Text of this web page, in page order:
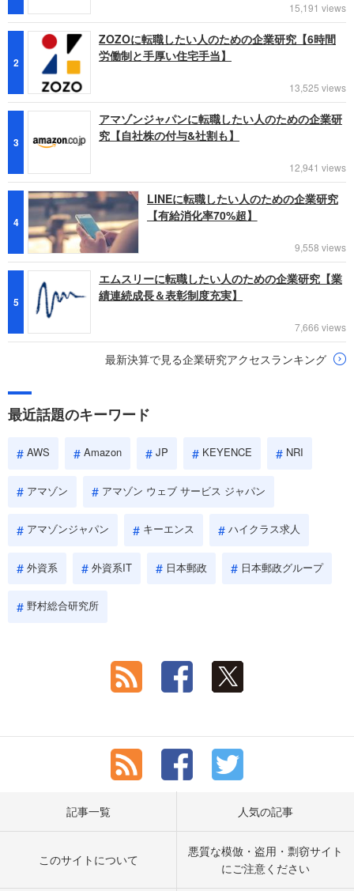
15,191 views
2
ZOZOに転職したい人のための企業研究【6時間
労働制と手厚い住宅手当】
13,525 views
3
アマゾンジャパンに転職したい人のための企業研
究【自社株の付与&社割も】
12,941 views
4
LINEに転職したい人のための企業研究
【有給消化率70%超】
9,558 views
5
エムスリーに転職したい人のための企業研究【業
績連続成長＆表彰制度充実】
7,666 views
最新決算で見る企業研究アクセスランキング
最近話題のキーワード
AWS Amazon JP KEYENCE NRI
アマゾン アマゾン ウェブ サービス ジャパン
アマゾンジャパン キーエンス ハイクラス求人
外資系 外資系IT 日本郵政 日本郵政グループ
野村総合研究所
記事一覧 人気の記事
このサイトについて
悪質な模倣・盗用・剽窃サイト
にご注意ください